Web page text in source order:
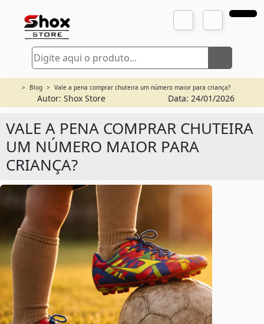
> Blog > Vale a pena comprar chuteira um número maior para criança?
Autor: Shox Store Data: 24/01/2026
VALE A PENA COMPRAR CHUTEIRA
UM NÚMERO MAIOR PARA
CRIANÇA?